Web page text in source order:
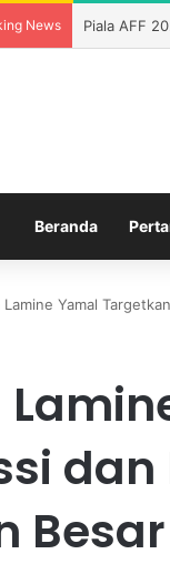
News Piala AFF
Beranda
Yamal
Besar